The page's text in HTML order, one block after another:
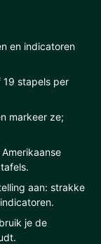
en indicatoren
19 stapels per
markeer ze;
aan: strakke
je de